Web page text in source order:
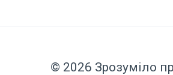
© 2026 Зрозуміло